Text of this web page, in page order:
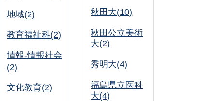
地域(2)
教育福祉科(2)
情報-情報社会
(2)
文化教育(2)
秋田大(10)
秋田公立美術
大(2)
秀明大(4)
福島県立医科
大(4)